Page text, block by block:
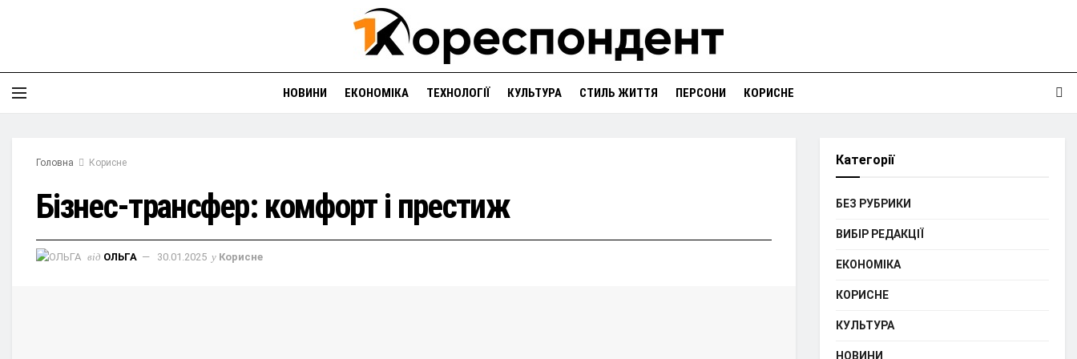
НОВИНИ ЕКОНОМІКА ТЕХНОЛОГІЇ КУЛЬТУРА СТИЛЬ ЖИТТЯ ПЕРСОНИ КОРИСНЕ
Головна Корисне
Бізнес-трансфер: комфорт і престиж
від ОЛЬГА 30.01.2025 у Корисне
Категорії
БЕЗ РУБРИКИ
ВИБІР РЕДАКЦІЇ
ЕКОНОМІКА
КОРИСНЕ
КУЛЬТУРА
НОВИНИ